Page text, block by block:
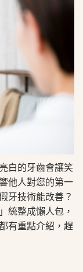
白的牙齒會讓笑
他人對您的第一
牙技術能改善？
統整成懶人包，
有重點介紹，趕